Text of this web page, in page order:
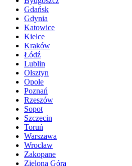
Gdańsk
Gdynia
Katowice
Kielce
Kraków
Łódź
Lublin
Olsztyn
Opole
Poznań
Rzeszów
Sopot
Szczecin
Toruń
Warszawa
Wrocław
Zakopane
Zielona Góra